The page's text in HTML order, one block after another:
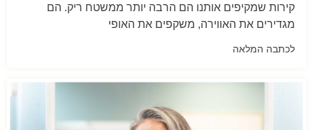
קירות שמקיפים אותנו הם הרבה יותר ממשטח ריק. הם
מגדירים את האווירה, משקפים את האופי
לכתבה המלאה